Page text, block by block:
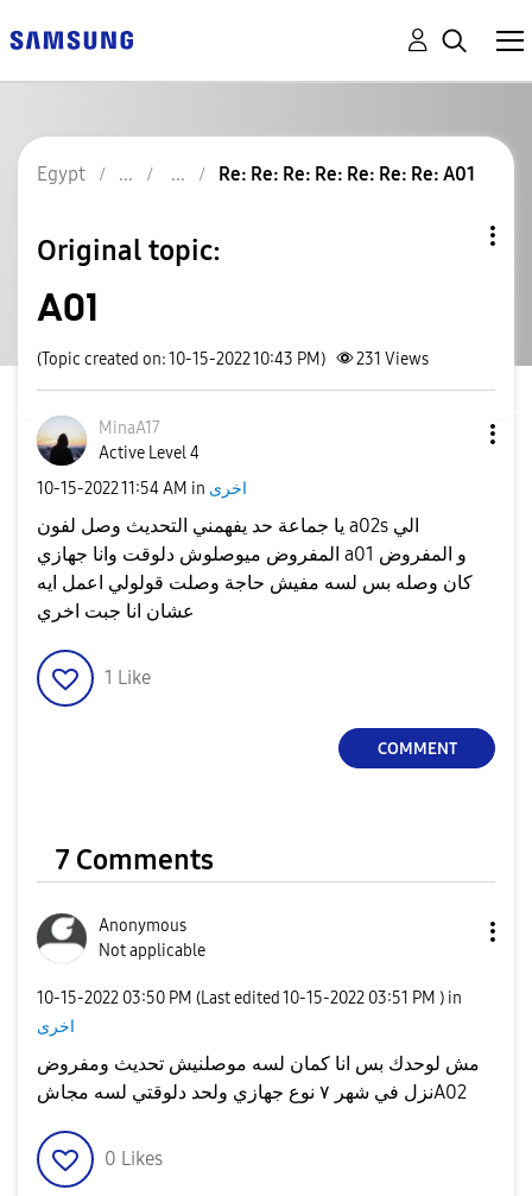
Egypt Re: Re: Re: Re: Re: Re: Re: A01
Original topic:
A01
(Topic created on: 10-15-2022 10:43 PM) 231 Views
MinaA17
Active Level 4
‎10-15-202211:54 AM in اخرى
يا جماعة حد يفهمني التحديث وصل لفون a02s الي
المفروض ميوصلوش دلوقت وانا جهازي a01 و المفروض
كان وصله بس لسه مفيش حاجة وصلت قولولي اعمل ايه
1 Like
COMMENT
7 Comments
Anonymous
Not applicable
‎10-15-2022 03:50 PM (Last edited ‎10-15-2022 03:51 PM ) in
اخرى
مش لوحدك بس انا كمان لسه موصلنيش تحديث ومفروض
نزل في شهر ٧ نوع جهازي ولحد دلوقتي لسه مجاشA02
0 Likes